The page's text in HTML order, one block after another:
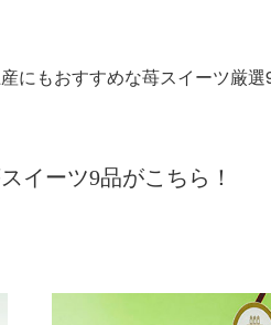
にもおすすめな苺スイーツ厳選
イーツ9品がこちら！